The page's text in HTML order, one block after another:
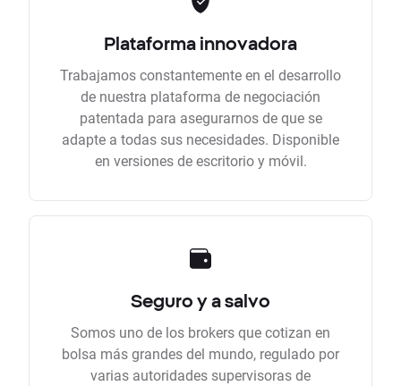
Plataforma innovadora
Trabajamos constantemente en el desarrollo
de nuestra plataforma de negociación
patentada para asegurarnos de que se
adapte a todas sus necesidades. Disponible
en versiones de escritorio y móvil.
Seguro y a salvo
Somos uno de los brokers que cotizan en
bolsa más grandes del mundo, regulado por
varias autoridades supervisoras de